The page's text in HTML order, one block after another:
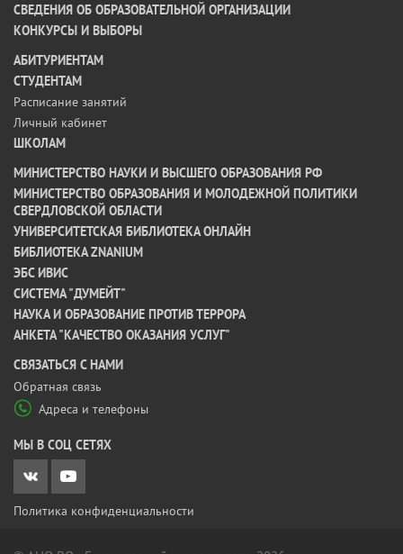
СВЕДЕНИЯ ОБ ОБРАЗОВАТЕЛЬНОЙ ОРГАНИЗАЦИИ
КОНКУРСЫ И ВЫБОРЫ
АБИТУРИЕНТАМ
СТУДЕНТАМ
Расписание занятий
Личный кабинет
ШКОЛАМ
МИНИСТЕРСТВО НАУКИ И ВЫСШЕГО ОБРАЗОВАНИЯ РФ
МИНИСТЕРСТВО ОБРАЗОВАНИЯ И МОЛОДЕЖНОЙ ПОЛИТИКИ
СВЕРДЛОВСКОЙ ОБЛАСТИ
УНИВЕРСИТЕТСКАЯ БИБЛИОТЕКА ОНЛАЙН
БИБЛИОТЕКА ZNANIUM
ЭБС ИВИС
СИСТЕМА "ДУМЕЙТ"
НАУКА И ОБРАЗОВАНИЕ ПРОТИВ ТЕРРОРА
АНКЕТА "КАЧЕСТВО ОКАЗАНИЯ УСЛУГ"
CВЯЗАТЬСЯ С НАМИ
Обратная связь
Адреса и телефоны
МЫ В СОЦ СЕТЯХ
Политика конфиденциальности